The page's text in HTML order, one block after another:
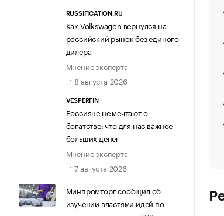
RUSSIFICATION.RU
Как Volkswagen вернулся на
российский рынок без единого
дилера
Мнение эксперта
8 августа 2026
VESPERFIN
Россияне не мечтают о
богатстве: что для нас важнее
больших денег
Мнение эксперта
7 августа 2026
Минпромторг сообщил об
изучении властями идей по